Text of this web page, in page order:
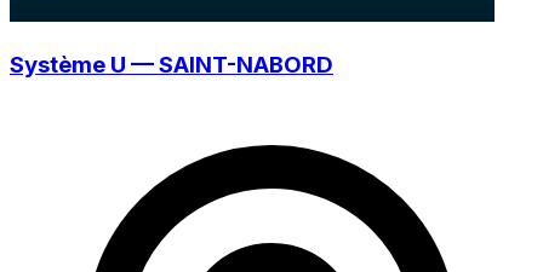
Système U — SAINT-NABORD